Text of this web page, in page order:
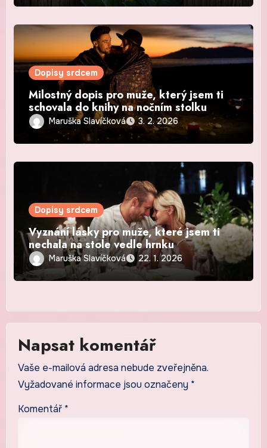
Dopisy srdcem
Milostný dopis pro muže, který jsem ti
schovala do knihy na nočním stolku
Maruška Slavíčková 3. 2. 2026
Dopisy srdcem
Vyznání lásky pro muže, které jsem ti
nechala na stole vedle hrnku
Maruška Slavíčková 22. 1. 2026
Napsat komentář
Vaše e-mailová adresa nebude zveřejněna.
Vyžadované informace jsou označeny *
Komentář *